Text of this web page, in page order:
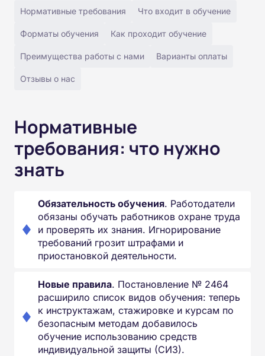
Нормативные требования Что входит в обучение
Форматы обучения Как проходит обучение
Преимущества работы с нами Варианты оплаты
Отзывы о нас
Нормативные
требования: что нужно
знать
Обязательность обучения. Работодатели
обязаны обучать работников охране труда
и проверять их знания. Игнорирование
требований грозит штрафами и
приостановкой деятельности.
Новые правила. Постановление № 2464
расширило список видов обучения: теперь
к инструктажам, стажировке и курсам по
безопасным методам добавилось
обучение использованию средств
индивидуальной защиты (СИЗ).